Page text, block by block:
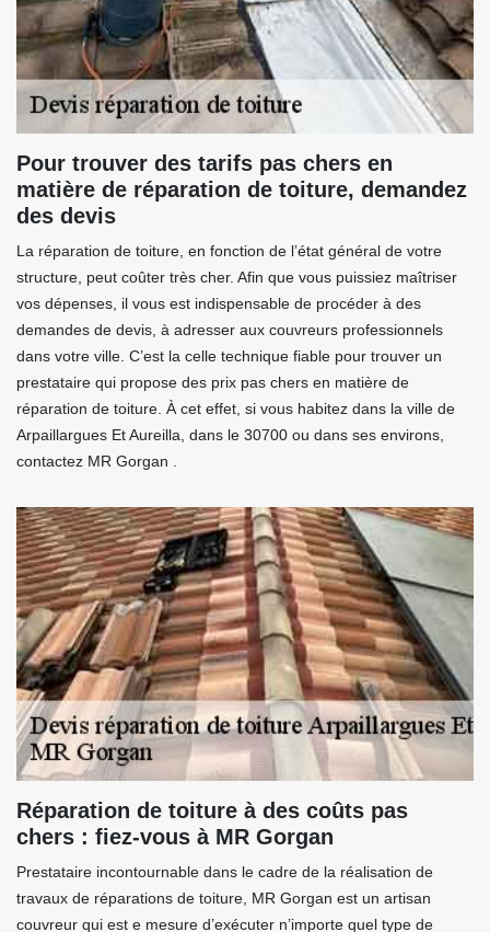
Pour trouver des tarifs pas chers en
matière de réparation de toiture, demandez
des devis
La réparation de toiture, en fonction de l’état général de votre
structure, peut coûter très cher. Afin que vous puissiez maîtriser
vos dépenses, il vous est indispensable de procéder à des
demandes de devis, à adresser aux couvreurs professionnels
dans votre ville. C’est la celle technique fiable pour trouver un
prestataire qui propose des prix pas chers en matière de
réparation de toiture. À cet effet, si vous habitez dans la ville de
Arpaillargues Et Aureilla, dans le 30700 ou dans ses environs,
contactez MR Gorgan .
Réparation de toiture à des coûts pas
chers : fiez-vous à MR Gorgan
Prestataire incontournable dans le cadre de la réalisation de
travaux de réparations de toiture, MR Gorgan est un artisan
couvreur qui est e mesure d’exécuter n’importe quel type de